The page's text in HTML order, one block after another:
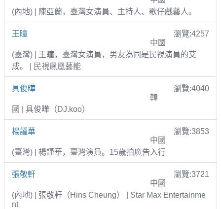
(內地) | 陳亞蘭，臺灣女演員、主持人、歌仔戲藝人。
王瞳
瀏覽:4257
中國
(臺灣) | 王瞳，臺灣女演員，男友為同是民視演員的艾
成。 | 民視鳳凰藝能
具俊曄
瀏覽:4040
韓
國 | 具俊曄（DJ.koo）
楊謹華
瀏覽:3853
中國
(臺灣) | 楊謹華，臺灣演員。15歲拍廣告入行
張敬軒
瀏覽:3721
中國
(內地) | 張敬軒（Hins Cheung） | Star Max Entertainme
nt